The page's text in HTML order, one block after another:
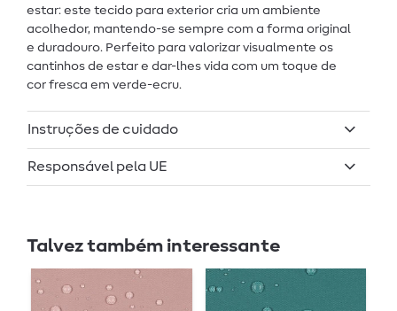
estar: este tecido para exterior cria um ambiente
acolhedor, mantendo-se sempre com a forma original
e duradouro. Perfeito para valorizar visualmente os
cantinhos de estar e dar-lhes vida com um toque de
cor fresca em verde-ecru.
Instruções de cuidado
Responsável pela UE
Talvez também interessante